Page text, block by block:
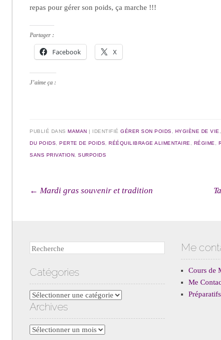
repas pour gérer son poids, ça marche !!!
Partager :
Facebook X
J’aime ça :
PUBLIÉ DANSMAMAN | IDENTIFIÉGÉRER SON POIDS HYGIÈNE DE VIE
DU POIDS ,PERTE DE POIDS ,RÉÉQUILIBRAGE ALIMENTAIRE RÉGIME
SANS PRIVATION ,SURPOIDS
Navigation des articles
← Mardi gras souvenir et tradition
Recherche
Catégories
Catégories
Archives
Archives
Me
Cours de
Me